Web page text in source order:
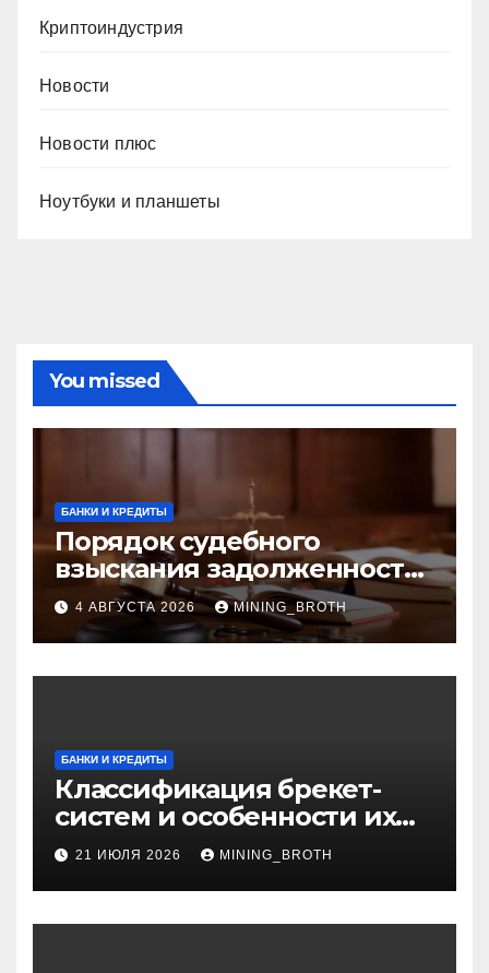
Криптоиндустрия
Новости
Новости плюс
Ноутбуки и планшеты
You missed
БАНКИ И КРЕДИТЫ
Порядок судебного
взыскания задолженности:
ключевые стадии и
нюансы
4 АВГУСТА 2026 MINING_BROTH
БАНКИ И КРЕДИТЫ
Классификация брекет-
систем и особенности их
установки
21 ИЮЛЯ 2026 MINING_BROTH